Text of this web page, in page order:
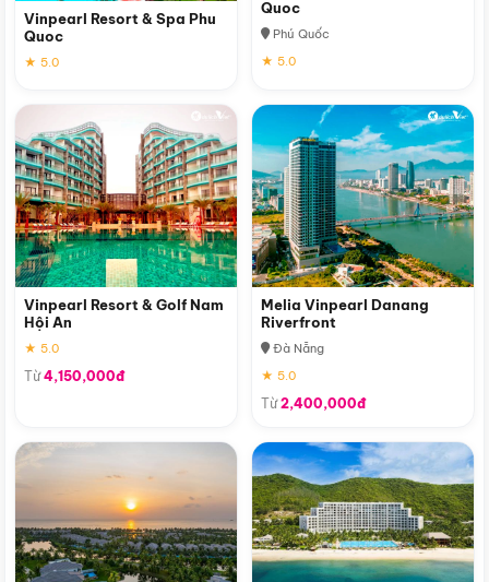
Vinpearl Resort & Spa Phu
Quoc
★ 5.0
Quoc
Phú Quốc
★ 5.0
Vinpearl Resort & Golf Nam
Hội An
★ 5.0
Từ4,150,000đ
Melia Vinpearl Danang
Riverfront
Đà Nẵng
★ 5.0
Từ2,400,000đ